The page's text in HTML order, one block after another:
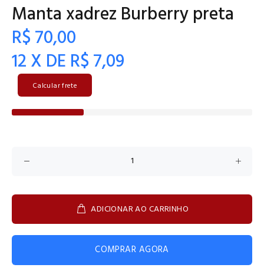
Manta xadrez Burberry preta
R$ 70,00
12 X DE R$ 7,09
Calcular frete
ADICIONAR AO CARRINHO
COMPRAR AGORA